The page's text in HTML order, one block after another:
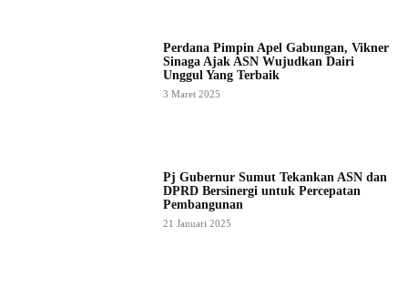
Perdana Pimpin Apel Gabungan, Vikner
Sinaga Ajak ASN Wujudkan Dairi
Unggul Yang Terbaik
3 Maret 2025
Pj Gubernur Sumut Tekankan ASN dan
DPRD Bersinergi untuk Percepatan
Pembangunan
21 Januari 2025